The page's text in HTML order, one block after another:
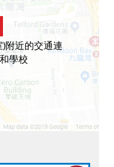
附近的交通連
學校